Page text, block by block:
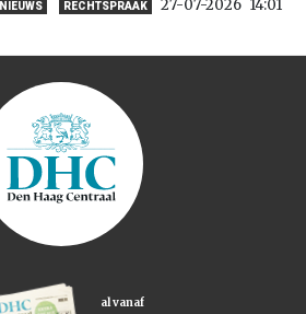
NIEUWS RECHTSPRAAK 27-07-2026 14:01
al vanaf